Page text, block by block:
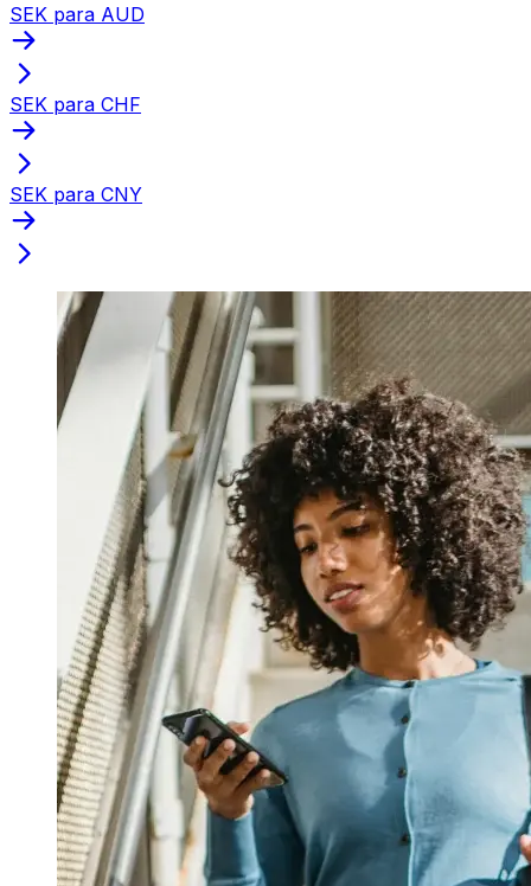
SEK para AUD
SEK para CHF
SEK para CNY